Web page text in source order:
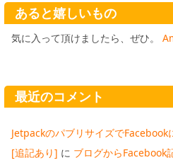
あると嬉しいもの
気に入って頂けましたら、ぜひ。
最近のコメント
Jetpackのパブリサイズで
[追記あり] に ブログからFacebook